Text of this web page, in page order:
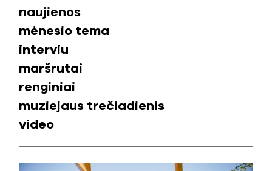
naujienos
mėnesio tema
interviu
maršrutai
renginiai
muziejaus trečiadienis
video